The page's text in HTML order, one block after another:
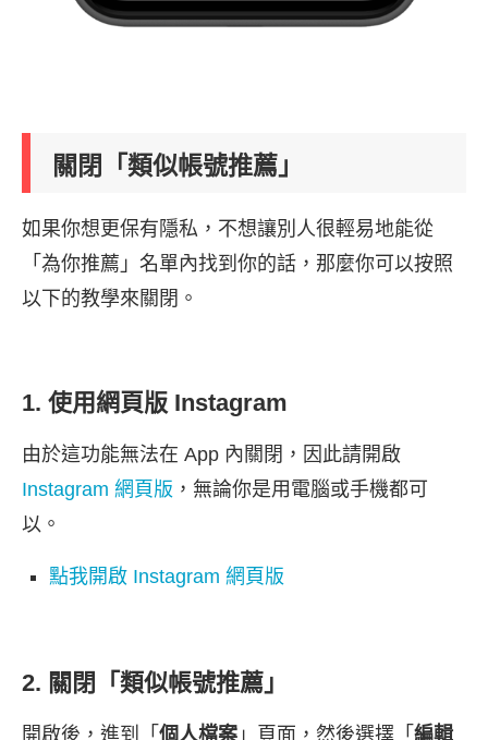
關閉「類似帳號推薦」
如果你想更保有隱私，不想讓別人很輕易地能從
「為你推薦」名單內找到你的話，那麼你可以按照
以下的教學來關閉。
1. 使用網頁版 Instagram
由於這功能無法在 App 內關閉，因此請開啟
Instagram 網頁版 ，無論你是用電腦或手機都可
以。
點我開啟 Instagram 網頁版
2. 關閉「類似帳號推薦」
開啟後，進到「 個人檔案 」頁面，然後選擇「 編輯